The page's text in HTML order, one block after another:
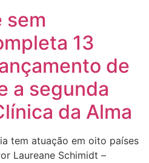
sem
13
de
a segunda
da Alma
tem atuação em oito países
Laureane Schimidt –